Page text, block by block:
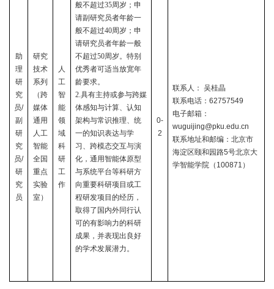
助
理
研
究
员/
副
研
究
员/
研
究
员
研究
技术
系列
（跨
媒体
通用
人工
智能
全国
重点
实验
室）
人
工
智
能
领
域
科
研
工
作
般不超过35周岁；申
请副研究员者年龄一
般不超过40周岁；申
请研究员者年龄一般
不超过50周岁。特别
优秀者可适当放宽年
龄要求。
2.具有主持或参与跨媒
体感知与计算、认知
架构与常识推理、统
一的知识表达与学
习、跨模态交互与演
化，通用智能体原型
与系统平台等科研方
向重要科研项目或工
程研发项目的经历，
取得了国内外同行认
可的有影响力的科研
成果，并表现出良好
的学术发展潜力。
0-
2
联系人： 吴桂晶
联系电话： 62757549
电子邮箱：
wuguijing@pku.edu.cn
联系地址和邮编： 北京市
海淀区颐和园路5号北京大
学智能学院（ 100871 ）